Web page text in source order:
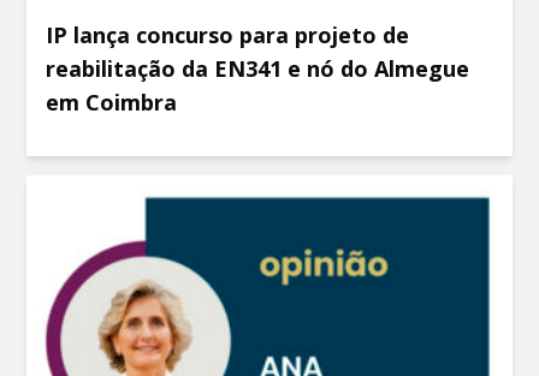
IP lança concurso para projeto de
reabilitação da EN341 e nó do Almegue
em Coimbra